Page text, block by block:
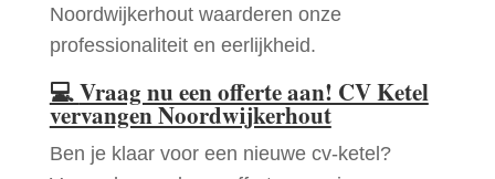
Noordwijkerhout waarderen onze
professionaliteit en eerlijkheid.
💻Vraag nu een offerte aan! CV Ketel
vervangen Noordwijkerhout
Ben je klaar voor een nieuwe cv-ketel?